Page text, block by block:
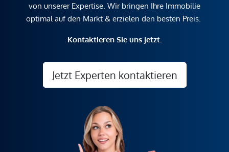
von unserer Expertise. Wir bringen Ihre Immobilie
optimal auf den Markt & erzielen den besten Preis.
Kontaktieren Sie uns jetzt.
Jetzt Experten kontaktieren